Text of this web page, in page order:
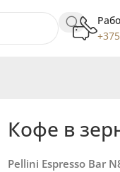
Кофе в
Pellini Espresso Bar